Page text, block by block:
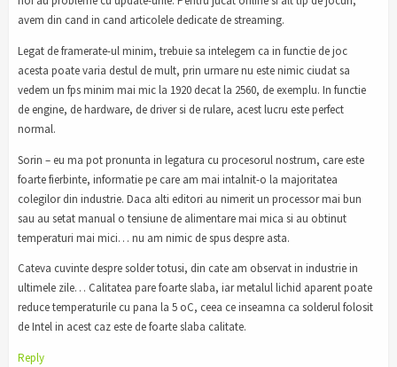
avem din cand in cand articolele dedicate de streaming.
Legat de framerate-ul minim, trebuie sa intelegem ca in functie de joc
acesta poate varia destul de mult, prin urmare nu este nimic ciudat sa
vedem un fps minim mai mic la 1920 decat la 2560, de exemplu. In functie
de engine, de hardware, de driver si de rulare, acest lucru este perfect
normal.
Sorin – eu ma pot pronunta in legatura cu procesorul nostrum, care este
foarte fierbinte, informatie pe care am mai intalnit-o la majoritatea
colegilor din industrie. Daca alti editori au nimerit un processor mai bun
sau au setat manual o tensiune de alimentare mai mica si au obtinut
temperaturi mai mici… nu am nimic de spus despre asta.
Cateva cuvinte despre solder totusi, din cate am observat in industrie in
ultimele zile… Calitatea pare foarte slaba, iar metalul lichid aparent poate
reduce temperaturile cu pana la 5 oC, ceea ce inseamna ca solderul folosit
de Intel in acest caz este de foarte slaba calitate.
Reply